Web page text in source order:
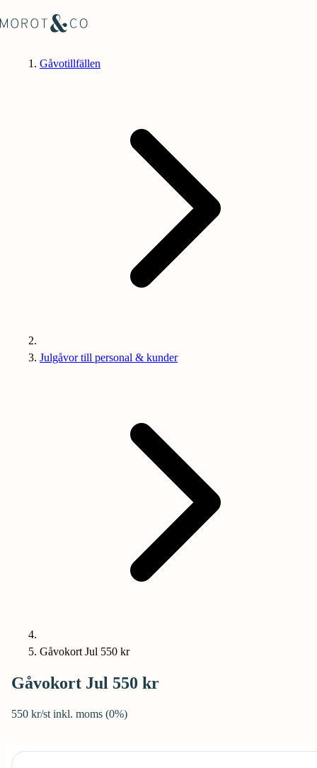
Gåvotillfällen
Julgåvor till personal & kunder
Gåvokort Jul 550 kr
Gåvokort Jul 550 kr
550 kr/st inkl. moms (0%)